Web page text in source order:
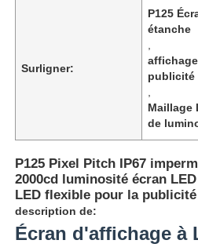
Surligner:
P125
étanche
publicité
Maillage
de
P125 Pixel Pitch IP67
2000cd luminosité écran
LED flexible pour la
description de:
Écran d'affichage à